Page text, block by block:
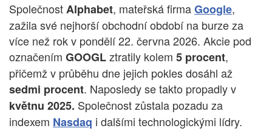
SpolečnostAlphabet, mateřská firmaGoogle,
zažila své nejhorší obchodní období na burze za
více než rok v pondělí 22. června 2026. Akcie pod
označením GOOGLztratily kolem 5 procent,
přičemž v průběhu dne jejich pokles dosáhl až
sedmi procent. Naposledy se takto propadly v
květnu 2025. Společnost zůstala pozadu za
indexem Nasdaq i dalšími technologickými lídry.